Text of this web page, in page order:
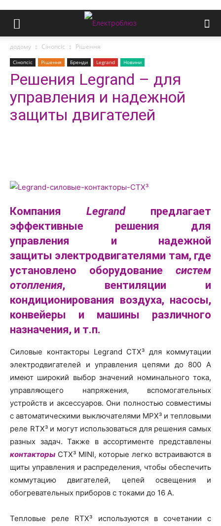
додому Сінопсіс Рішення
Сінопсіс Рішення Бренди Legrand Новини
Решения Legrand – для
управления и надежной
защиты двигателей
Компания Legrandпредлагает
эффективные решения для
управления и надежной
защиты электродвигателями там, где
установлено оборудование систем
отопления, вентиляции и
кондиционирования воздуха, насосы,
конвейеры и машины различного
назначения, и т.п.
Силовые контакторы Legrand CTX³ для коммутации
электродвигателей и управления цепями до 800 А
имеют широкий выбор значений номинального тока,
управляющего напряжения, вспомогательных
устройств и аксессуаров. Они полностью совместимы
с автоматическими выключателями MPX³ и тепловыми
реле RTX³ и могут использоваться для решения самых
разных задач. Также в ассортименте представлены
контакторы CTX³ MINI, которые легко встраиваются в
щиты управления и распределения, чтобы обеспечить
коммутацию двигателей, цепей освещения и
обогревательных приборов с токами до 16 А.
Тепловые реле RTX³ используются в сочетании с